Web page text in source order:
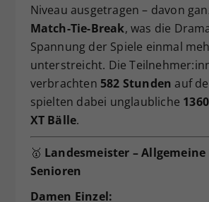
Niveau ausgetragen – davon
Match-Tie-Break, was die
Spannung der Spiele einmal
unterstreicht. Die
verbrachten 582 Stunden auf
spielten dabei unglaubliche
XT Bälle.
🥇 Landesmeister – Allgemeine
Senioren
Damen Einzel: